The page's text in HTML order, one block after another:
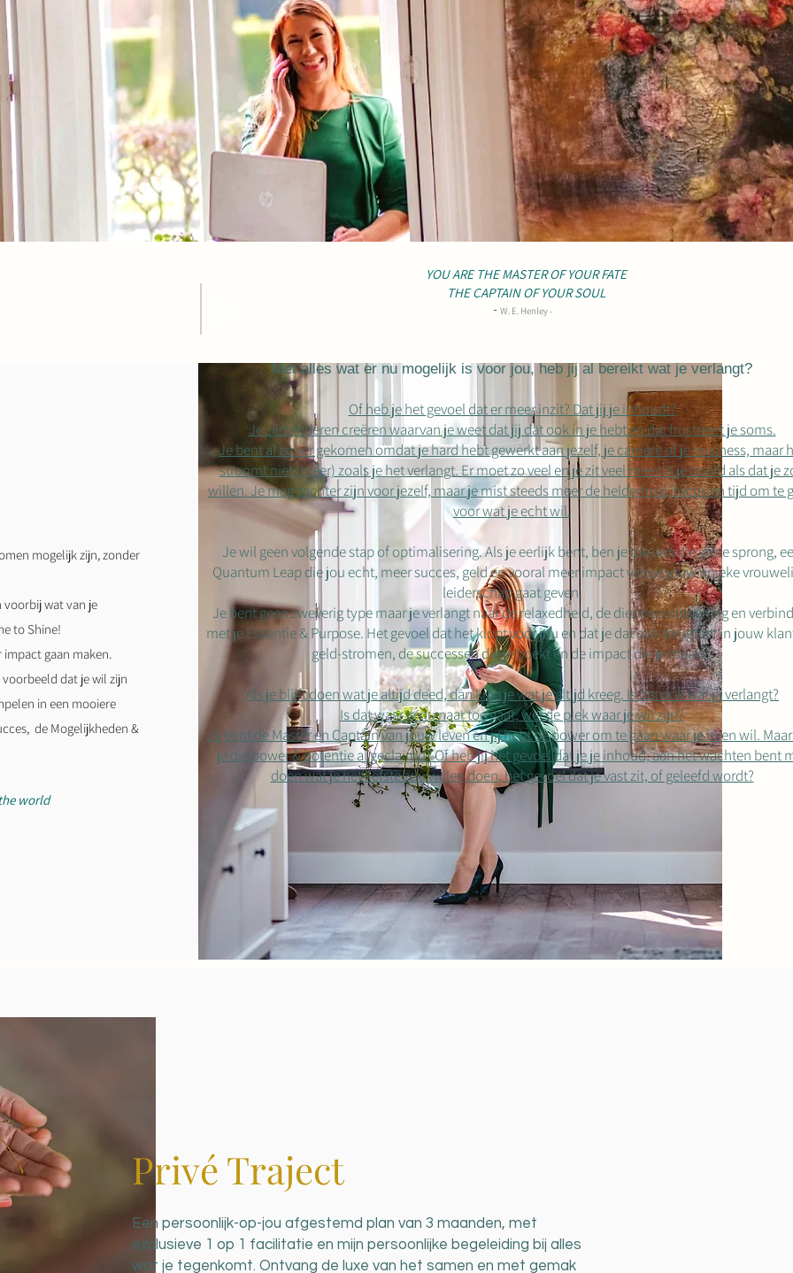
YOU ARE THE MASTER OF YOUR FATE
THE CAPTAIN OF YOUR SOUL
- W. E. Henley -
mogelijk zijn, zonder
voorbij wat van je
to Shine!
gaan maken.
dat je wil zijn
in een mooiere
de Mogelijkheden &
world
Met alles wat er nu mogelijk is voor jou, heb jij al bereikt wat je verlangt?
Of heb je het gevoel dat er meer inzit? Dat jij je inhoudt?
Je ziet anderen creëren waarvan je weet dat jij dat ook in je hebt en dat frustreert je soms.
Je bent al zo ver gekomen omdat je hard hebt gewerkt aan jezelf, je carrière of je business, maar
stroomt niet (meer) zoals je het verlangt. Er moet zo veel en je zit veel meer in je hoofd als dat je
willen. Je mag zachter zijn voor jezelf, maar je mist steeds meer de helderheid, focus en tijd om te
voor wat je echt wil.
Je wil geen volgende stap of optimalisering. Als je eerlijk bent, ben je toe aan die grote sprong,
Quantum Leap die jou echt, meer succes, geld en vooral meer impact vanuit jouw unieke
leiderschap gaat geven.
Je bent geen zweverig type maar je verlangt naar de relaxedheid, de diepere voldoening en
met je Essentie & Purpose. Het gevoel dat het klopt voor jou en dat je dat ook terug ziet in jouw
geld-stromen, de successen die je boekt en de impact die je maakt.
Als je blijft doen wat je altijd deed, dan krijg je wat je altijd kreeg. Is dat ook wat jij verlangt?
Is dat waar je nu naar toe gaat, wel de plek waar je wil zijn?
Jij bent de Master en Captain van jouw leven en jij hebt de power om te gaan waar je heen wil.
je die power & potentie al geclaimd? Of heb jij het gevoel dat je je inhoud, aan het wachten bent
doen wat je het liefste zou willen doen, het gevoel dat je vast zit, of geleefd wordt?
Privé Traject
Een persoonlijk-op-jou afgestemd plan van 3 maanden, met
exclusieve 1 op 1 facilitatie en mijn persoonlijke begeleiding bij alles
wat je tegenkomt. Ontvang de luxe van het samen en met gemak